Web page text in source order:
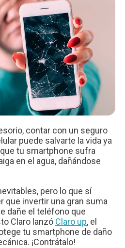
contar con un seguro
puede salvarte la vida ya
tu smartphone sufra
en el agua, dañándose
pero lo que sí
que invertir una gran suma
dañe el teléfono que
Claro lanzó Claro up, el
tu smartphone de daño
¡Contrátalo!